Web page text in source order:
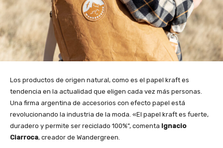
Los productos de origen natural, como es el papel kraft es
tendencia en la actualidad que eligen cada vez más personas.
Una firma argentina de accesorios con efecto papel está
revolucionando la industria de la moda. «El papel kraft es fuerte,
duradero y permite ser reciclado 100%”, comenta Ignacio
Ciarroca, creador de Wandergreen.